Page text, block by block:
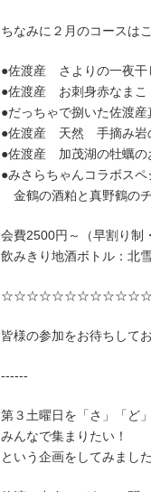
ちなみに２月のコースは
●佐渡産 さよりの一夜干
●佐渡産 お刺身赤なまこ
●だっちゃで捌いた佐渡
●佐渡産 天然 手摘み岩
●佐渡産 加茂湖の牡蠣の
●みさらちゃんコラボスペ
金鶴の酒粕と真野鶴の
会費2500円～（早割り制
飲みきり地酒ボトル：北
皆様の参加をお待ちして
------
第３土曜日を「さ」「ど
みんなで集まりたい！
という企画をしてみました